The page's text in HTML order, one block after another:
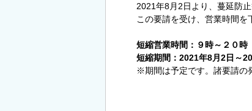
2021年8月2日より、蔓延防
この要請を受け、営業時間を
短縮営業時間：９時～２０時
短縮期間：2021年8月2日～
※期間は予定です。諸要請の